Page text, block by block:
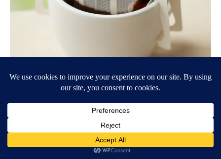
ドトール珈琲 ドリップパック、ご用意しております‼
ドリップパックなのでお手軽に美味しい一杯を淹れる事
が出来る逸品、優れものです。